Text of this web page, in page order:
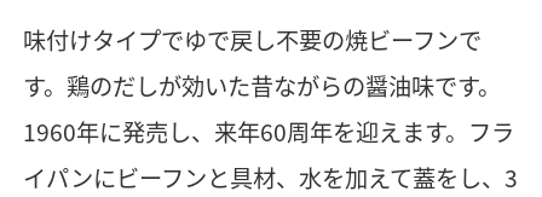
味付けタイプでゆで戻し不要の焼ビーフンで
す。鶏のだしが効いた昔ながらの醤油味です。
1960年に発売し、来年60周年を迎えます。フラ
イパンにビーフンと具材、水を加えて蓋をし、3